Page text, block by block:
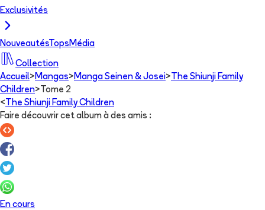
Exclusivités
NouveautésTops Média
Collection
Accueil> Mangas> Manga Seinen & Josei> The Shiunji Family
Children> Tome 2
< The Shiunji Family Children
Faire découvrir cet album à des amis :
En cours